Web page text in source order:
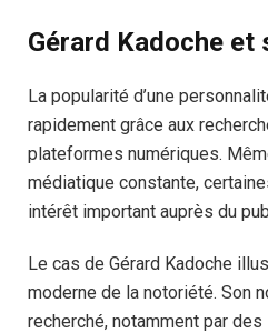
Gérard Kadoche et
La popularité d’une
rapidement grâce aux
plateformes numériques.
médiatique constante,
intérêt important auprès du
Le cas de Gérard Kadoche
moderne de la notoriété. Son
recherché, notamment par